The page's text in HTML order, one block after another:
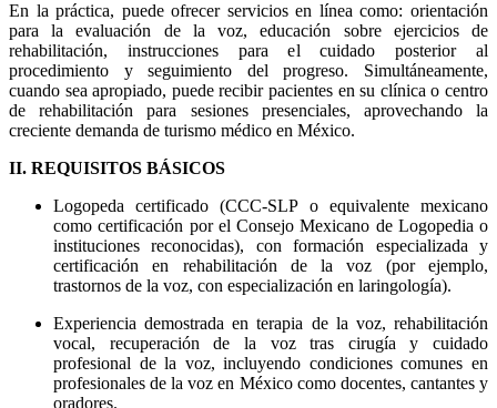
En la práctica, puede ofrecer servicios en línea como: orientación
para la evaluación de la voz, educación sobre ejercicios de
rehabilitación, instrucciones para el cuidado posterior al
procedimiento y seguimiento del progreso. Simultáneamente,
cuando sea apropiado, puede recibir pacientes en su clínica o centro
de rehabilitación para sesiones presenciales, aprovechando la
creciente demanda de turismo médico en México.
II. REQUISITOS BÁSICOS
Logopeda certificado (CCC-SLP o equivalente mexicano
como certificación por el Consejo Mexicano de Logopedia o
instituciones reconocidas), con formación especializada y
certificación en rehabilitación de la voz (por ejemplo,
trastornos de la voz, con especialización en laringología).
Experiencia demostrada en terapia de la voz, rehabilitación
vocal, recuperación de la voz tras cirugía y cuidado
profesional de la voz, incluyendo condiciones comunes en
profesionales de la voz en México como docentes, cantantes y
oradores.